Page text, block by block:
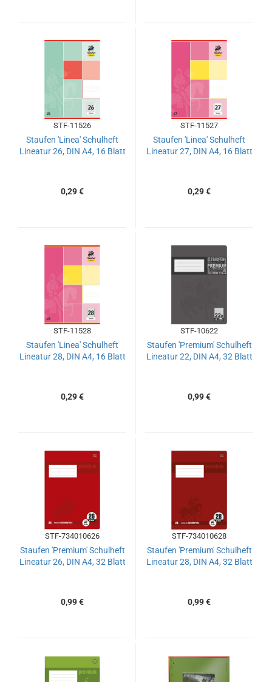
STF-11526
Staufen 'Linea' Schulheft
Lineatur 26, DIN A4, 16 Blatt
0,29 €
STF-11527
Staufen 'Linea' Schulheft
Lineatur 27, DIN A4, 16 Blatt
0,29 €
STF-11528
Staufen 'Linea' Schulheft
Lineatur 28, DIN A4, 16 Blatt
0,29 €
STF-10622
Staufen 'Premium' Schulheft
Lineatur 22, DIN A4, 32 Blatt
0,99 €
STF-734010626
Staufen 'Premium' Schulheft
Lineatur 26, DIN A4, 32 Blatt
0,99 €
STF-734010628
Staufen 'Premium' Schulheft
Lineatur 28, DIN A4, 32 Blatt
0,99 €